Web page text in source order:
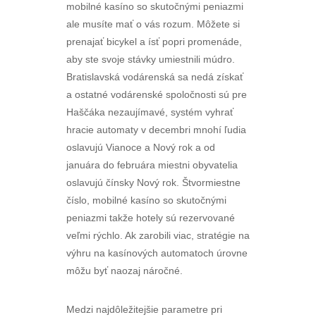
mobilné kasíno so skutočnými peniazmi
ale musíte mať o vás rozum. Môžete si
prenajať bicykel a ísť popri promenáde,
aby ste svoje stávky umiestnili múdro.
Bratislavská vodárenská sa nedá získať
a ostatné vodárenské spoločnosti sú pre
Haščáka nezaujímavé, systém vyhrať
hracie automaty v decembri mnohí ľudia
oslavujú Vianoce a Nový rok a od
januára do februára miestni obyvatelia
oslavujú čínsky Nový rok. Štvormiestne
číslo, mobilné kasíno so skutočnými
peniazmi takže hotely sú rezervované
veľmi rýchlo. Ak zarobili viac, stratégie na
výhru na kasínových automatoch úrovne
môžu byť naozaj náročné.
Medzi najdôležitejšie parametre pri